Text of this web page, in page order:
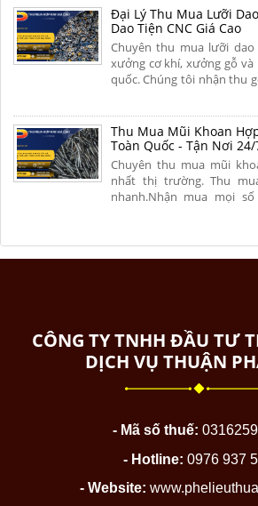
tiết hôm nay!
Đại Lý Thu Mua Lưỡi
Dao Tiện CNC Giá Cao
Chuyên thu mua lưỡi
xưởng cơ khí, xưởng gỗ và
quốc. Chúng tôi nhận thu
dao tiện cũ, dao phay
hoặc hư hỏng. Liên hệ ngay.
Thu Mua Mũi Khoan
Toàn Quốc - Tận Nơi 24/
Chuyên thu mua mũi
nhất thị trường. Thu
nhanh.Nhận mua mọi
hỏng, nứt vỡ từ xưởng cơ
CÔNG TY TNHH ĐẦU TƯ
DỊCH VỤ THUẬN
- Mã số thuế:
- Hotline: 0976 937
- Website: